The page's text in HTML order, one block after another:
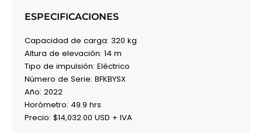
ESPECIFICACIONES
Capacidad de carga: 320 kg
Altura de elevación: 14 m
Tipo de impulsión: Eléctrico
Número de Serie: BFKBYSX
Año: 2022
Horómetro: 49.9 hrs
Precio: $14,032.00 USD + IVA